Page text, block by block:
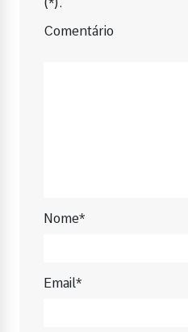
Comentário
Nome*
Email*